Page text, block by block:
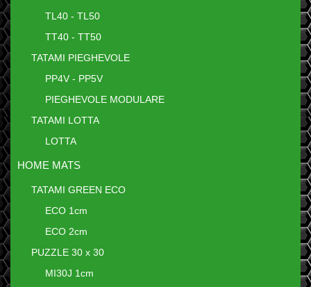
TL40 - TL50
TT40 - TT50
TATAMI PIEGHEVOLE
PP4V - PP5V
PIEGHEVOLE MODULARE
TATAMI LOTTA
LOTTA
HOME MATS
TATAMI GREEN ECO
ECO 1cm
ECO 2cm
PUZZLE 30 x 30
MI30J 1cm